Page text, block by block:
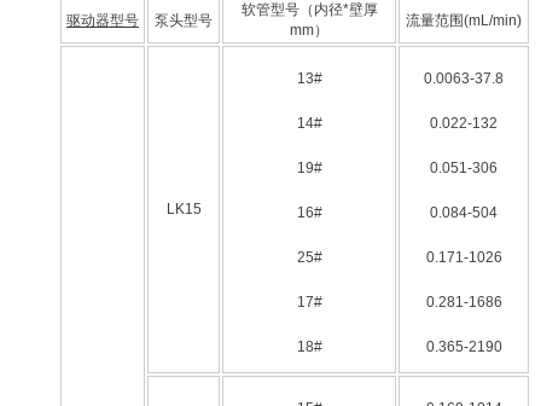
驱动器型号 泵头型号
软管型号（内径*壁厚
mm）
流量范围(mL/min)
LK15
13#
14#
19#
16#
25#
17#
18#
0.0063-37.8
0.022-132
0.051-306
0.084-504
0.171-1026
0.281-1686
0.365-2190